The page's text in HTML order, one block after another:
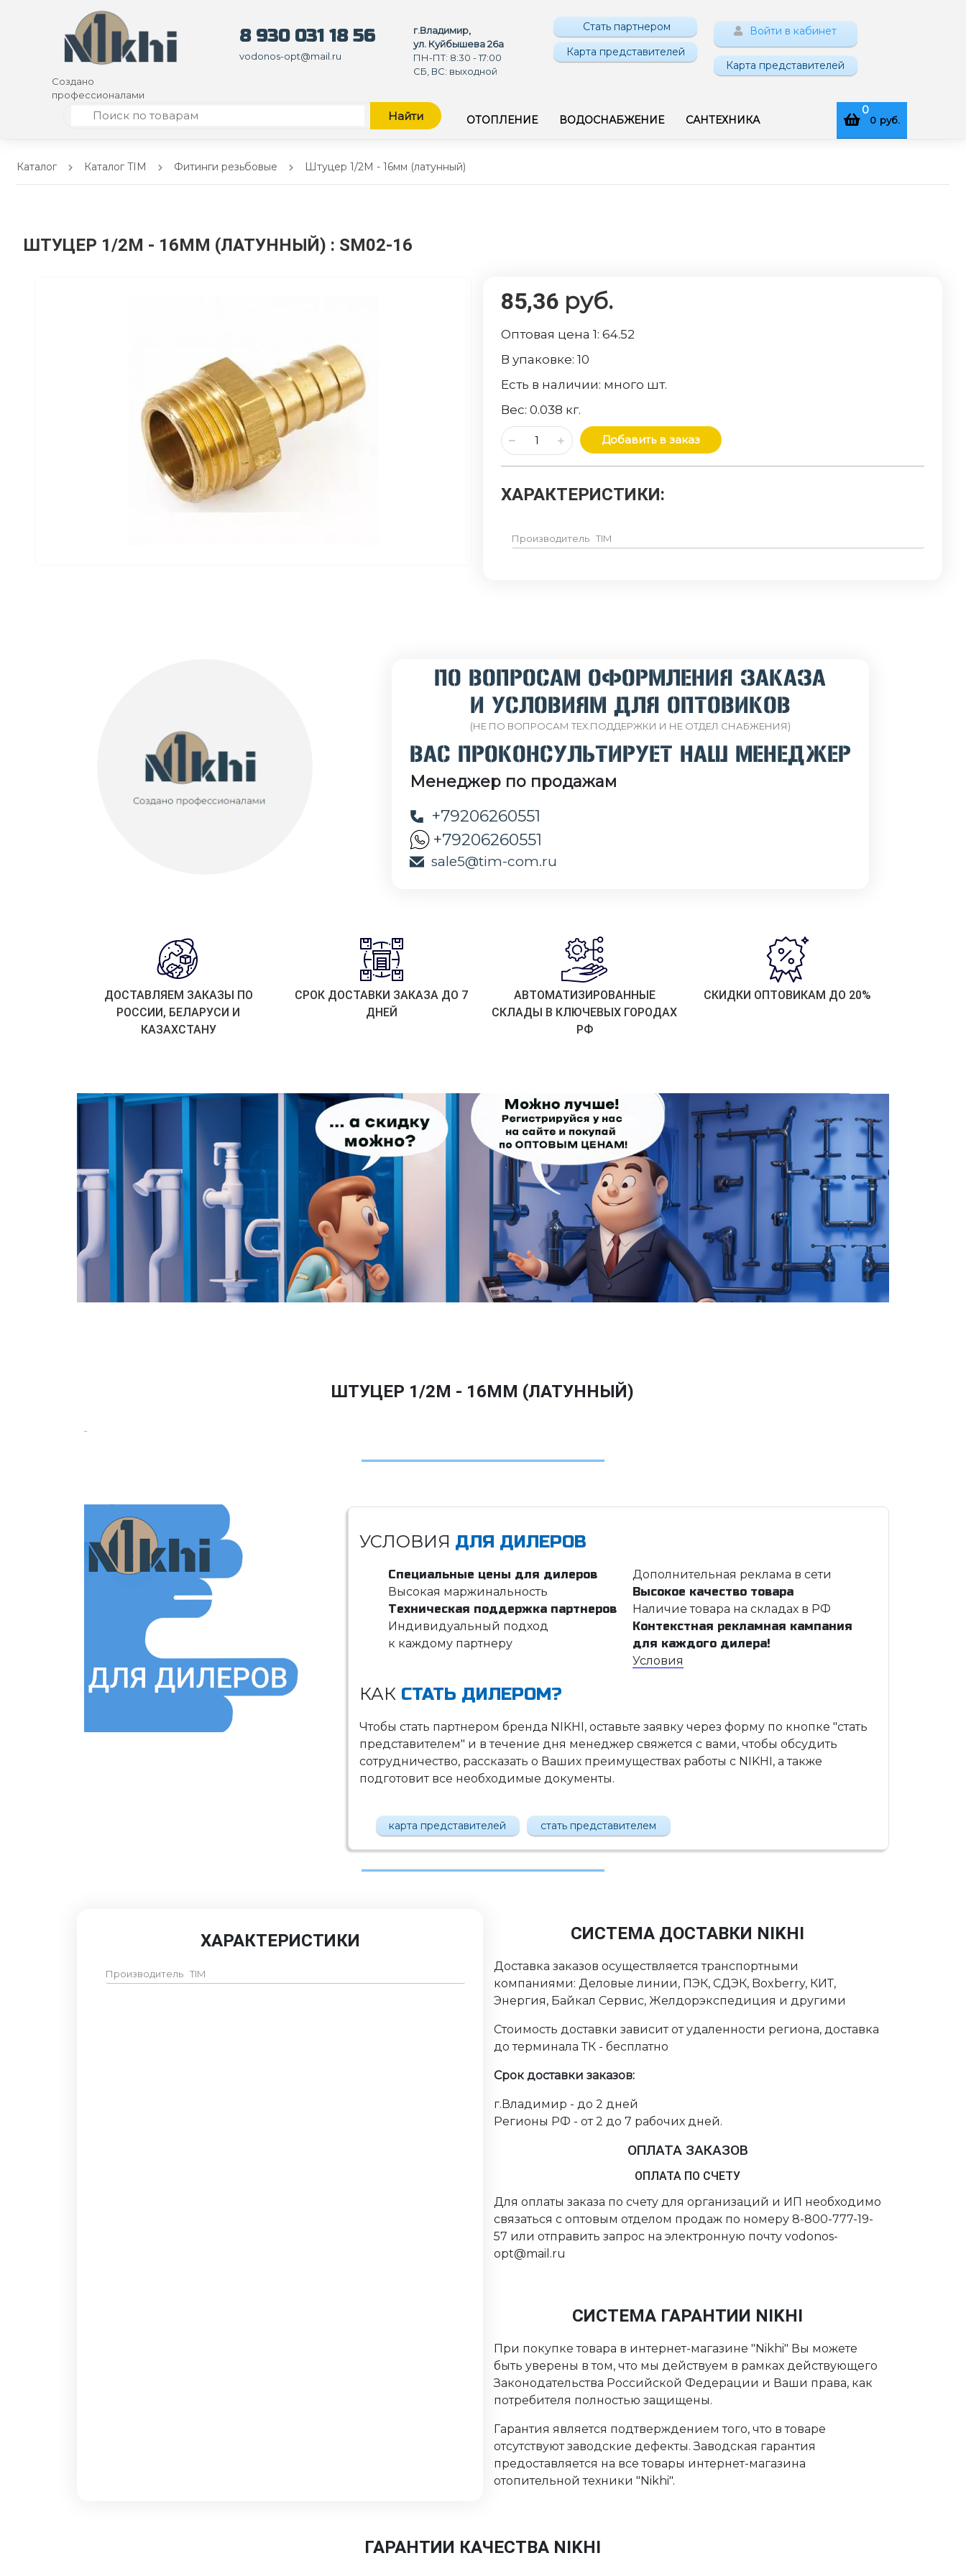
Создано
профессионалами
8 930 031 18 56
vodonos-opt@mail.ru
г.Владимир,
ул. Куйбышева 26а
ПН-ПТ: 8:30 - 17:00
СБ, ВС: выходной
Стать партнером
Карта представителей
Войти в кабинет
Карта представителей
Найти ОТОПЛЕНИЕ ВОДОСНАБЖЕНИЕ САНТЕХНИКА
0
0 руб.
Каталог Каталог TIM Фитинги резьбовые Штуцер 1/2M - 16мм (латунный)
ШТУЦЕР 1/2M - 16ММ (ЛАТУННЫЙ) : SM02-16
85,36 руб.
Оптовая цена 1: 64.52
В упаковке: 10
Есть в наличии: много шт.
Вес: 0.038 кг.
Добавить в заказ
ХАРАКТЕРИСТИКИ:
Производитель TIM
ПО ВОПРОСАМ ОФОРМЛЕНИЯ ЗАКАЗА
И УСЛОВИЯМ ДЛЯ ОПТОВИКОВ
(НЕ ПО ВОПРОСАМ ТЕХ.ПОДДЕРЖКИ И НЕ ОТДЕЛ СНАБЖЕНИЯ)
ВАС ПРОКОНСУЛЬТИРУЕТ НАШ МЕНЕДЖЕР
Менеджер по продажам
+79206260551
+79206260551
sale5@tim-com.ru
ДОСТАВЛЯЕМ ЗАКАЗЫ ПО
РОССИИ, БЕЛАРУСИ И
КАЗАХСТАНУ
СРОК ДОСТАВКИ ЗАКАЗА ДО 7
ДНЕЙ
АВТОМАТИЗИРОВАННЫЕ
СКЛАДЫ В КЛЮЧЕВЫХ ГОРОДАХ
РФ
СКИДКИ ОПТОВИКАМ ДО 20%
ШТУЦЕР 1/2M - 16ММ (ЛАТУННЫЙ)
УСЛОВИЯ ДЛЯ ДИЛЕРОВ
Специальные цены для дилеров
Дополнительная реклама в сети
Высокая маржинальность
Высокое качество товара
Техническая поддержка партнеров
Наличие товара на складах в РФ
Индивидуальный подход
к каждому партнеру
Контекстная рекламная кампания
для каждого дилера!
Условия
КАКСТАТЬ ДИЛЕРОМ?
Чтобы стать партнером бренда NIKHI, оставьте заявку через форму по кнопке "стать
представителем" и в течение дня менеджер свяжется с вами, чтобы обсудить
сотрудничество, рассказать о Ваших преимуществах работы с NIKHI, а также
подготовит все необходимые документы.
карта представителей стать представителем
ХАРАКТЕРИСТИКИ
Производитель TIM
СИСТЕМА ДОСТАВКИ NIKHI
Доставка заказов осуществляется транспортными
компаниями: Деловые линии, ПЭК, СДЭК, Boxberry, КИТ,
Энергия, Байкал Сервис, Желдорэкспедиция и другими
Стоимость доставки зависит от удаленности региона, доставка
до терминала ТК - бесплатно
Срок доставки заказов:
г.Владимир - до 2 дней
Регионы РФ - от 2 до 7 рабочих дней.
ОПЛАТА ЗАКАЗОВ
ОПЛАТА ПО СЧЕТУ
Для оплаты заказа по счету для организаций и ИП необходимо
связаться с оптовым отделом продаж по номеру 8-800-777-19-
57 или отправить запрос на электронную почту vodonos-
opt@mail.ru
СИСТЕМА ГАРАНТИИ NIKHI
При покупке товара в интернет-магазине "Nikhi" Вы можете
быть уверены в том, что мы действуем в рамках действующего
Законодательства Российской Федерации и Ваши права, как
потребителя полностью защищены.
Гарантия является подтверждением того, что в товаре
отсутствуют заводские дефекты. Заводская гарантия
предоставляется на все товары интернет-магазина
отопительной техники "Nikhi".
ГАРАНТИИ КАЧЕСТВА NIKHI